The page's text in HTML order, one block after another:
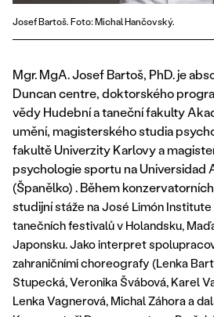
Josef Bartoš. Foto: Michal Hančovský.
Mgr. MgA. Josef Bartoš, PhD. je
Duncan centre, doktorského
vědy Hudební a taneční fakulty
umění, magisterského studia
fakultě Univerzity Karlovy a
psychologie sportu na Universidad
(Španělko) . Během
studijnístáže na José Limón Institute
tanečních festivalů v Holandsku,
Japonsku. Jako interpret
zahraničními choreografy (Lenka
Stupecká, Veronika Švábová, Karel
Lenka Vagnerová, Michal Záhora a